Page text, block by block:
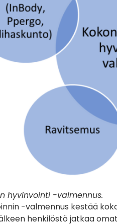
hyvinvointi -valmennus.
-valmennus kestää
henkilöstö jatkaa